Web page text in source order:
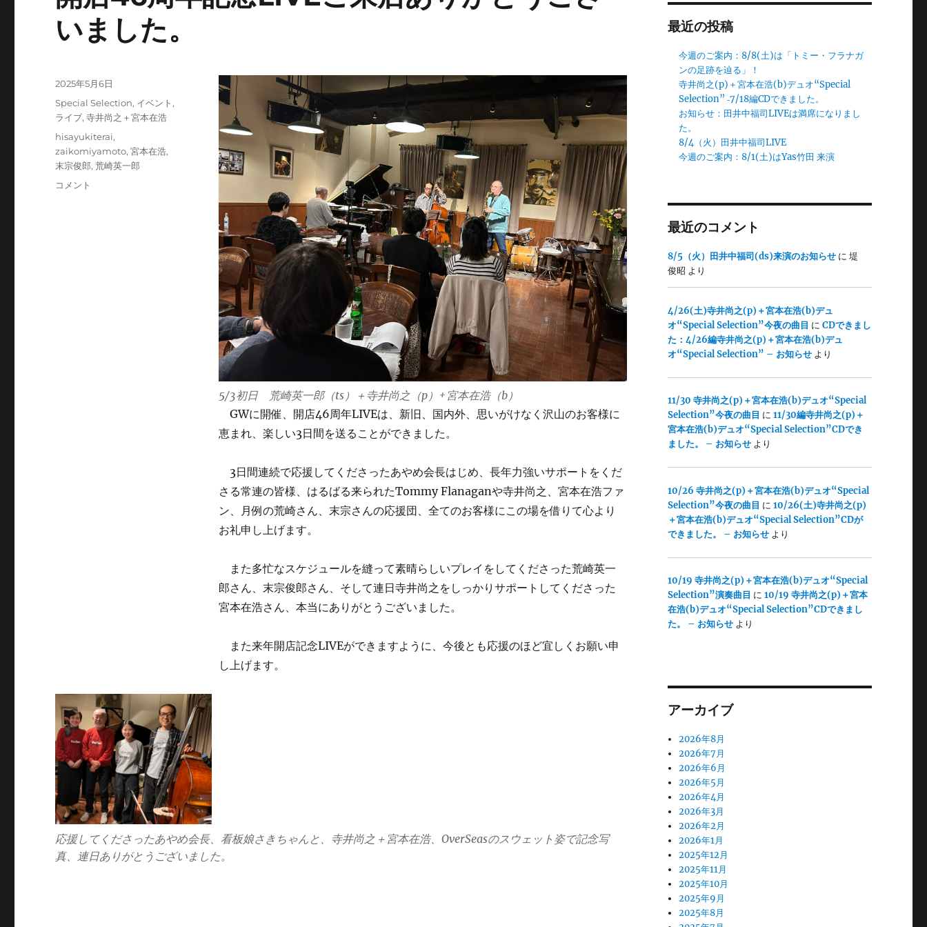
いました。
5/3初日 荒崎英一郎（ts）＋寺井尚之（p）+宮本在浩（b）
GWに開催、開店46周年LIVEは、新旧、国内外、思いがけなく沢山のお客様に
恵まれ、楽しい3日間を送ることができました。
3日間連続で応援してくださったあやめ会長はじめ、長年力強いサポートをくだ
さる常連の皆様、はるばる来られたTommy Flanaganや寺井尚之、宮本在浩ファ
ン、月例の荒崎さん、末宗さんの応援団、全てのお客様にこの場を借りて心より
お礼申し上げます。
また多忙なスケジュールを縫って素晴らしいプレイをしてくださった荒崎英一
郎さん、末宗俊郎さん、そして連日寺井尚之をしっかりサポートしてくださった
宮本在浩さん、本当にありがとうございました。
また来年開店記念LIVEができますように、今後とも応援のほど宜しくお願い申
し上げます。
応援してくださったあやめ会長、看板娘さきちゃんと、寺井尚之＋宮本在浩、OverSeasのスウェット姿で記念写
真、連日ありがとうございました。
投
日:
2025年5月6日
カ
テ
ゴ
ー
Special Selection, イベント ,
ライブ,寺井尚之＋宮本在浩
タ
グ
hisayukiterai,
zaikomiyamoto,宮本在浩,
末宗俊郎,荒崎英一郎
開
コメント
最近の投稿
今週のご案内：8/8(土)は「トミー・フラナガ
ンの足跡を辿る」！
寺井尚之(p)＋宮本在浩(b)デュオ“Special
Selection” ‐7/18編CDできました。
お知らせ：田井中福司LIVEは満席になりまし
た。
8/4（火）田井中福司LIVE
今週のご案内：8/1(土)はYas竹田 来演
最近のコメント
8/5（火）田井中福司(ds)来演のお知らせに 堤
俊昭 より
4/26(土)寺井尚之(p)＋宮本在浩(b)デュ
オ“Special Selection”今夜の曲目 に CDできまし
た：4/26編寺井尚之(p)＋宮本在浩(b)デュ
オ“Special Selection” – お知らせより
11/30 寺井尚之(p)＋宮本在浩(b)デュオ“Special
Selection”今夜の曲目 に 11/30編寺井尚之(p)＋
宮本在浩(b)デュオ“Special Selection”CDでき
ました。 – お知らせより
10/26 寺井尚之(p)＋宮本在浩(b)デュオ“Special
Selection”今夜の曲目 に 10/26(土)寺井尚之(p)
＋宮本在浩(b)デュオ“Special Selection”CDが
できました。 – お知らせより
10/19 寺井尚之(p)＋宮本在浩(b)デュオ“Special
Selection”演奏曲目 に 10/19 寺井尚之(p)＋宮本
在浩(b)デュオ“Special Selection”CDできまし
た。 – お知らせより
アーカイブ
2026年8月
2026年7月
2026年6月
2026年5月
2026年4月
2026年3月
2026年2月
2026年1月
2025年12月
2025年11月
2025年10月
2025年9月
2025年8月